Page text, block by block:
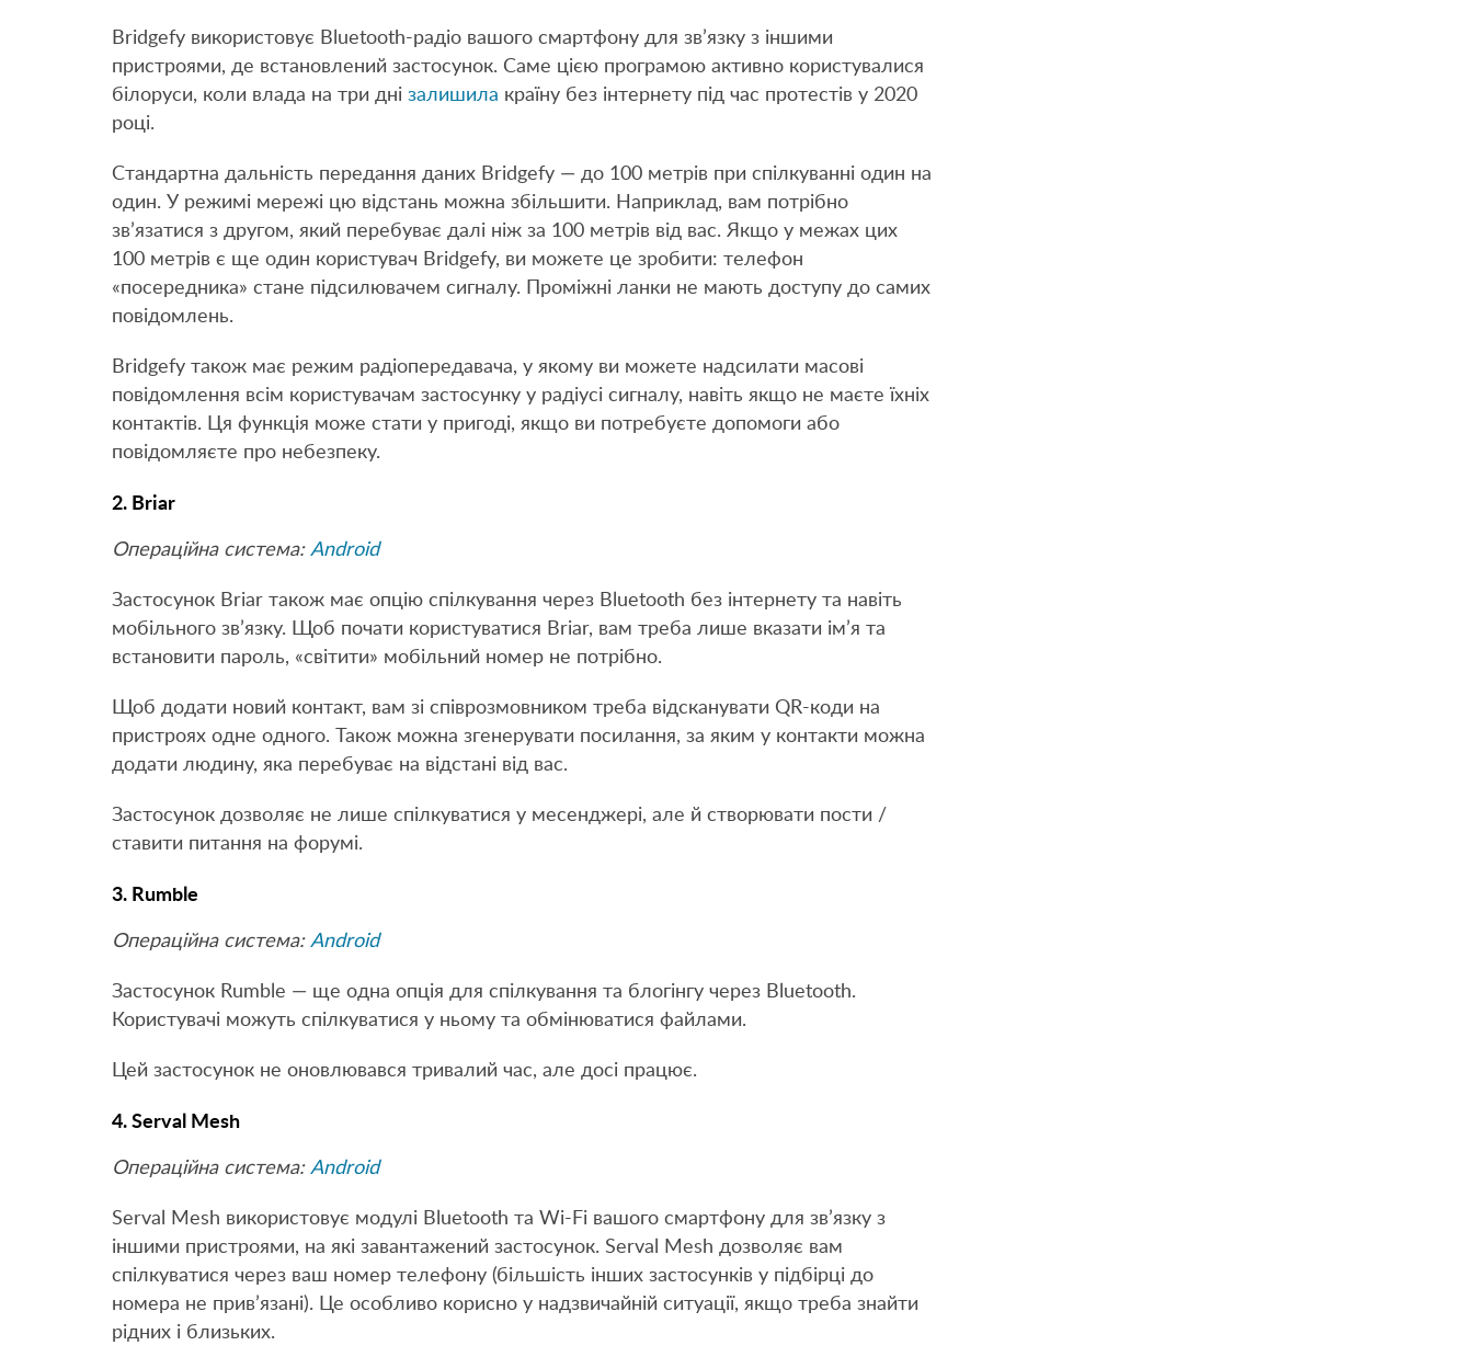
Bridgefy використовує Bluetooth-радіо вашого смартфону для зв’язку з іншими
пристроями, де встановлений застосунок. Саме цією програмою активно користувалися
білоруси, коли влада на три дні залишила країну без інтернету під час протестів у 2020
році.
Стандартна дальність передання даних Bridgefy — до 100 метрів при спілкуванні один на
один. У режимі мережі цю відстань можна збільшити. Наприклад, вам потрібно
зв’язатися з другом, який перебуває далі ніж за 100 метрів від вас. Якщо у межах цих
100 метрів є ще один користувач Bridgefy, ви можете це зробити: телефон
«посередника» стане підсилювачем сигналу. Проміжні ланки не мають доступу до самих
повідомлень.
Bridgefy також має режим радіопередавача, у якому ви можете надсилати масові
повідомлення всім користувачам застосунку у радіусі сигналу, навіть якщо не маєте їхніх
контактів. Ця функція може стати у пригоді, якщо ви потребуєте допомоги або
повідомляєте про небезпеку.
2. Briar
Операційна система: Android
Застосунок Briar також має опцію спілкування через Bluetooth без інтернету та навіть
мобільного зв’язку. Щоб почати користуватися Briar, вам треба лише вказати ім’я та
встановити пароль, «світити» мобільний номер не потрібно.
Щоб додати новий контакт, вам зі співрозмовником треба відсканувати QR-коди на
пристроях одне одного. Також можна згенерувати посилання, за яким у контакти можна
додати людину, яка перебуває на відстані від вас.
Застосунок дозволяє не лише спілкуватися у месенджері, але й створювати пости /
ставити питання на форумі.
3. Rumble
Операційна система: Android
Застосунок Rumble — ще одна опція для спілкування та блогінгу через Bluetooth.
Користувачі можуть спілкуватися у ньому та обмінюватися файлами.
Цей застосунок не оновлювався тривалий час, але досі працює.
4. Serval Mesh
Операційна система: Android
Serval Mesh використовує модулі Bluetooth та Wi-Fi вашого смартфону для зв’язку з
іншими пристроями, на які завантажений застосунок. Serval Mesh дозволяє вам
спілкуватися через ваш номер телефону (більшість інших застосунків у підбірці до
номера не прив’язані). Це особливо корисно у надзвичайній ситуації, якщо треба знайти
рідних і близьких.